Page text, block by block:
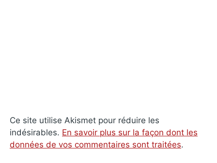
Ce site utilise Akismet pour réduire les
indésirables. En savoir plus sur la façon dont les
données de vos commentaires sont traitées.